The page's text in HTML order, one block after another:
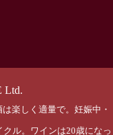
Ltd.
楽しく適量で。妊娠中・
ル。ワインは20歳になっ